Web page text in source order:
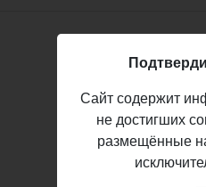
Сайт содержит
не достигших
размещённые